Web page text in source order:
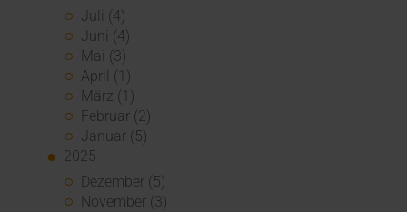
Juli (4)
Juni (4)
Mai (3)
April (1)
März (1)
Februar (2)
Januar (5)
2025
Dezember (5)
November (3)